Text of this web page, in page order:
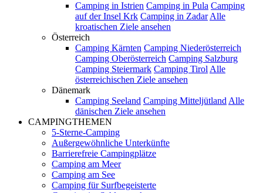
Camping in Istrien Camping in Pula Camping
auf der Insel Krk Camping in Zadar Alle
kroatischen Ziele ansehen
Österreich
Camping Kärnten Camping Niederösterreich
Camping Oberösterreich Camping Salzburg
Camping Steiermark Camping Tirol Alle
österreichischen Ziele ansehen
Dänemark
Camping Seeland Camping Mitteljütland Alle
dänischen Ziele ansehen
CAMPINGTHEMEN
5-Sterne-Camping
Außergewöhnliche Unterkünfte
Barrierefreie Campingplätze
Camping am Meer
Camping am See
Camping für Surfbegeisterte